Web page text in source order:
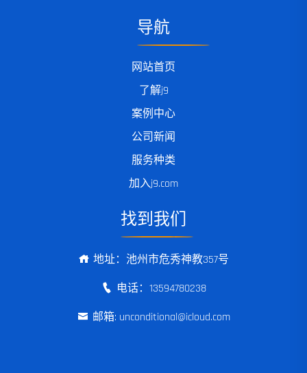
导航
网站首页
了解j9
案例中心
公司新闻
服务种类
加入j9.com
找到我们
地址：池州市危秀神教357号
电话：13594780238
邮箱: unconditional@icloud.com